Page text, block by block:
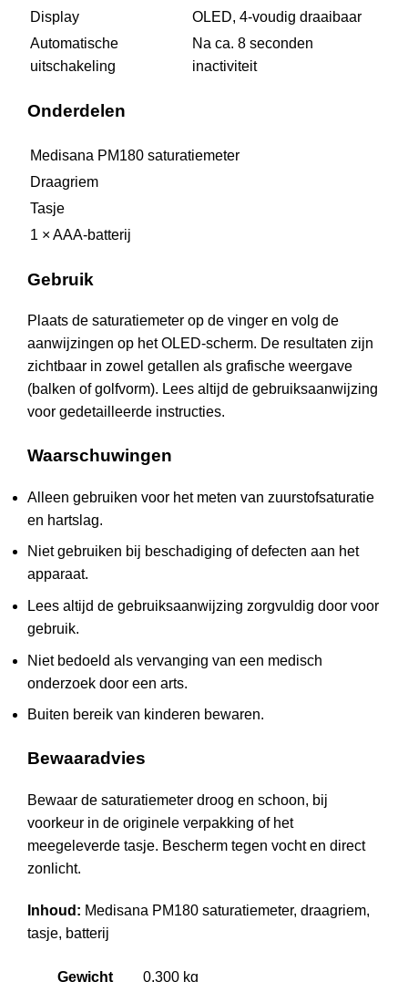
Display
OLED, 4-voudig draaibaar
Automatische
uitschakeling
Na ca. 8 seconden
inactiviteit
Onderdelen
Medisana PM180 saturatiemeter
Draagriem
Tasje
1 × AAA-batterij
Gebruik
Plaats de saturatiemeter op de vinger en volg de
aanwijzingen op het OLED-scherm. De resultaten zijn
zichtbaar in zowel getallen als grafische weergave
(balken of golfvorm). Lees altijd de gebruiksaanwijzing
voor gedetailleerde instructies.
Waarschuwingen
Alleen gebruiken voor het meten van zuurstofsaturatie
en hartslag.
Niet gebruiken bij beschadiging of defecten aan het
apparaat.
Lees altijd de gebruiksaanwijzing zorgvuldig door voor
gebruik.
Niet bedoeld als vervanging van een medisch
onderzoek door een arts.
Buiten bereik van kinderen bewaren.
Bewaaradvies
Bewaar de saturatiemeter droog en schoon, bij
voorkeur in de originele verpakking of het
meegeleverde tasje. Bescherm tegen vocht en direct
zonlicht.
Inhoud: Medisana PM180 saturatiemeter, draagriem,
tasje, batterij
Gewicht 0.300 kg